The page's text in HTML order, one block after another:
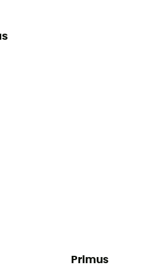
Primus